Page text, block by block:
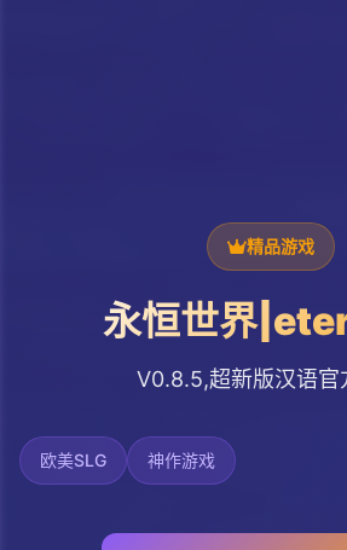
精品游戏
永恒世界
V0.8.5,超新版汉语官
欧美SLG 神作游戏